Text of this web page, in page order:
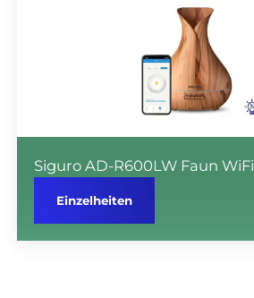
Siguro AD-R600LW Faun WiFi
Einzelheiten